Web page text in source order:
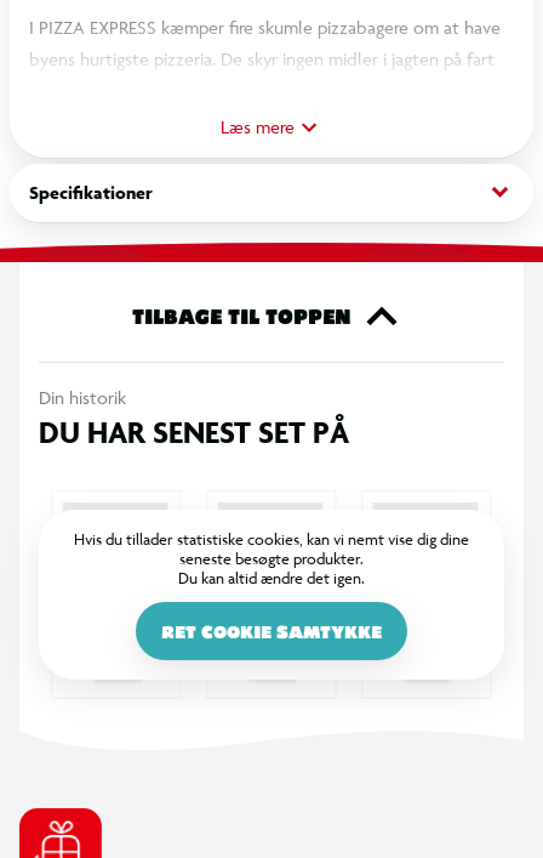
I PIZZA EXPRESS kæmper fire skumle pizzabagere om at have
byens hurtigste pizzeria. De skyr ingen midler i jagten på fart
at få succes. I er pizzabude og skal med held og taktik forsøge
at være den hurtigste til at levere pizzaer fem forskellige
steder i byen og på den måde vinde spillet.
Læs mere
Specifikationer keyboard_arrow_down
TILBAGE TIL TOPPEN
Din historik
DU HAR SENEST SET PÅ
Hvis du tillader statistiske cookies, kan vi nemt vise dig dine
seneste besøgte produkter.
Du kan altid ændre det igen.
RET COOKIE SAMTYKKE